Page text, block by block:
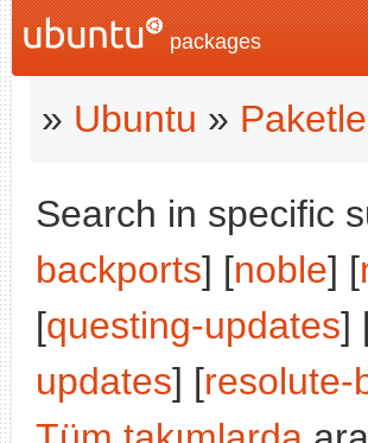
packages
» Ubuntu »
Search in specific
backports] [noble] [
[questing-updates]
updates] [resolute-